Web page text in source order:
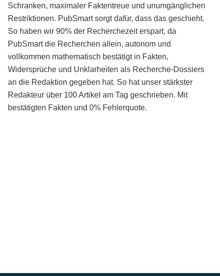
Schranken, maximaler Faktentreue und unumgänglichen
Restriktionen. PubSmart sorgt dafür, dass das geschieht.
So haben wir 90% der Recherchezeit erspart, da
PubSmart die Recherchen allein, autonom und
vollkommen mathematisch bestätigt in Fakten,
Widersprüche und Unklarheiten als Recherche-Dossiers
an die Redaktion gegeben hat. So hat unser stärkster
Redakteur über 100 Artikel am Tag geschrieben. Mit
bestätigten Fakten und 0% Fehlerquote.